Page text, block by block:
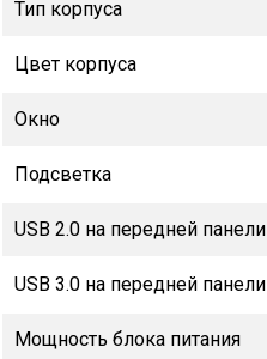
Тип корпуса
Цвет корпуса
Окно
Подсветка
USB 2.0 на передней панели
USB 3.0 на передней панели
Мощность блока питания